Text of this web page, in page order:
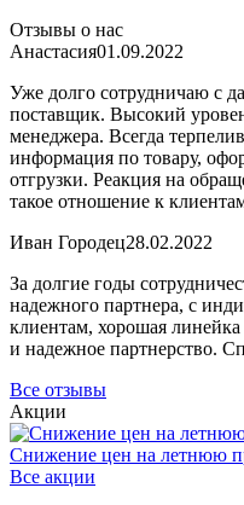
Отзывы о нас
Анастасия01.09.2022
Уже долго сотрудничаю с
поставщик. Высокий
менеджера. Всегда
информация по товару,
отгрузки. Реакция на
такое отношение к
Иван Городец28.02.2022
За долгие годы
надежного партнера, с
клиентам, хорошая
и надежное партнерство.
Все отзывы
Акции
Снижение цен на летнюю
Все акции